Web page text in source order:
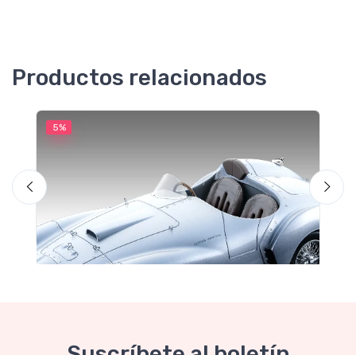
Productos relacionados
5%